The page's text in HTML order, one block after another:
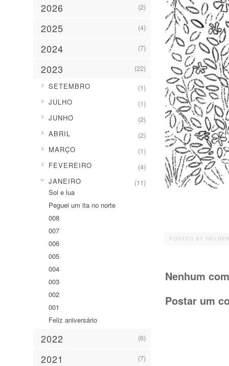
POSTED BY
Nenhum
Postar um
2026 (2)
2025 (4)
2024 (7)
2023 (22)
► SETEMBRO (1)
► JULHO (1)
► JUNHO (2)
► ABRIL (2)
► MARÇO (1)
► FEVEREIRO (4)
JANEIRO
(11)
Sol e lua
Peguei um ita no norte
008
007
006
005
004
003
002
001
Feliz aniversário
2022 (6)
2021 (7)